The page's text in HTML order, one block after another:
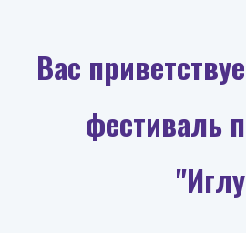
Вас
фестиваль